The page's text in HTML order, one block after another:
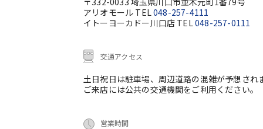
アリオモール TEL048-257-4111
イトーヨーカドー川口店 TEL048-257-0111
交通アクセス
土日祝日は駐車場、周辺道路の混雑が予想され
ご来店には公共の交通機関をご利用ください。
営業時間